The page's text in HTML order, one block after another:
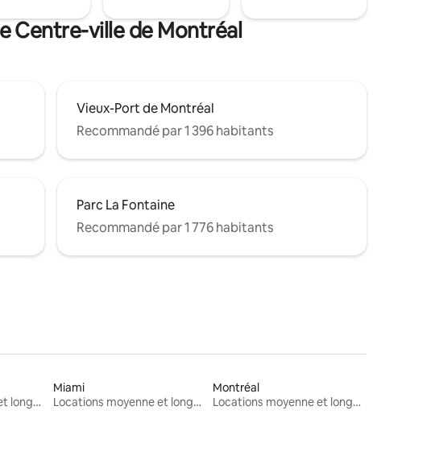
Centre-ville de Montréal
Vieux-Port de Montréal
Recommandé par 1 396 habitants
Parc La Fontaine
Recommandé par 1 776 habitants
Locations moyenne et longue durée
Miami
Locations moyenne et longue durée
Montréal
Locations moyenne et longue durée